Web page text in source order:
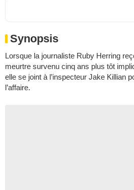
Synopsis
Lorsque la journaliste Ruby Herring
meurtre survenu cinq ans plus tôt
elle se joint à l’inspecteur Jake Killian
l’affaire.